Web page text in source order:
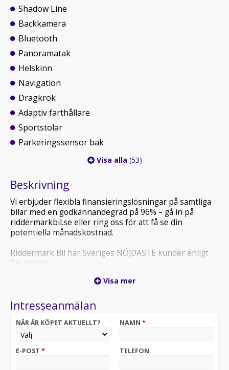
Shadow Line
Backkamera
Bluetooth
Panoramatak
Helskinn
Navigation
Dragkrok
Adaptiv farthållare
Sportstolar
Parkeringssensor bak
Visa alla (53)
Beskrivning
Vi erbjuder flexibla finansieringslösningar på samtliga
bilar med en godkännandegrad på 96% – gå in på
riddermarkbil.se eller ring oss för att få se din
potentiella månadskostnad.
Riddermark Bil har Sveriges NÖJDASTE kunder enligt
Trustpilot
hemleverans i hela Sverige!*
BMW X5 xDrive45e erbjuder generösa utrymmen, hög
fyrhjulsdrift, premiumkänsla och flexibel interiör är den
perfekt för både familjeliv, pendling och långa resor.
*OBS: Vänligen ring oss innan ditt besök för att
Visa mer
Intresseanmälan
NÄR ÄR KÖPET AKTUELLT? NAMN *
E-POST * TELEFON